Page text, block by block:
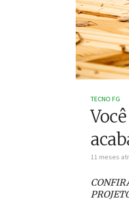
TECNO FG
11 meses